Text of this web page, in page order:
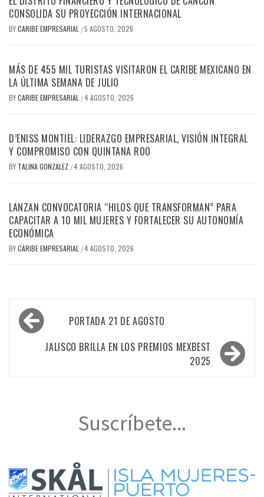
CONSOLIDA SU PROYECCIÓN INTERNACIONAL
BYCARIBE EMPRESARIAL /5 AGOSTO, 2026
MÁS DE 455 MIL TURISTAS VISITARON EL CARIBE MEXICANO EN
LA ÚLTIMA SEMANA DE JULIO
BYCARIBE EMPRESARIAL /4 AGOSTO, 2026
D’ENISS MONTIEL: LIDERAZGO EMPRESARIAL, VISIÓN INTEGRAL
Y COMPROMISO CON QUINTANA ROO
BY TALINA GONZALEZ /4 AGOSTO, 2026
LANZAN CONVOCATORIA “HILOS QUE TRANSFORMAN” PARA
CAPACITAR A 10 MIL MUJERES Y FORTALECER SU AUTONOMÍA
ECONÓMICA
BYCARIBE EMPRESARIAL /4 AGOSTO, 2026
Navegación
de
entradas
PORTADA 21 DE AGOSTO
JALISCO BRILLA EN LOS PREMIOS MEXBEST
2025
Suscríbete...